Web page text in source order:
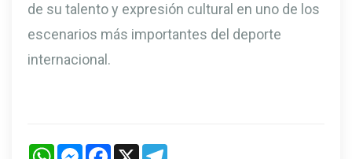
de su talento y expresión cultural en uno de los
escenarios más importantes del deporte
internacional.
WhatsAppMessengerFacebook
X